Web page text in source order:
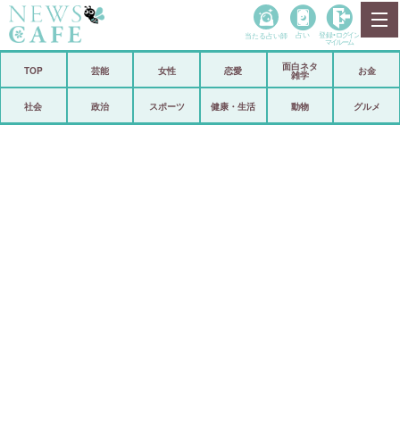
政治
当たる占い師 占い 登録• ログイン
マイルーム
TOP 芸能 女性 恋愛
面白ネタ
雑学
お金
社会 政治 スポーツ 健康・生活 動物 グルメ